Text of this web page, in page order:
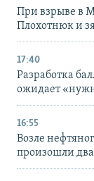
При взрыве в
Плохотнюк и
17:40
Разработка
ожидает
16:55
Возле
произошли